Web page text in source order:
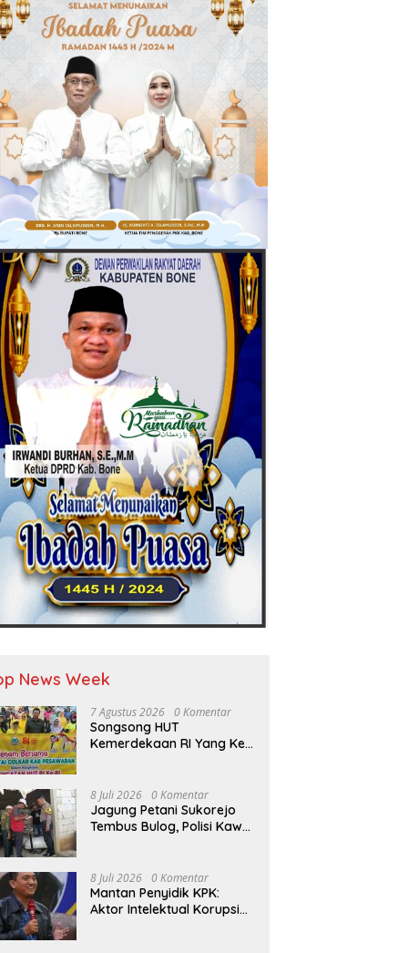
News Week
7 Agustus 2026 0 Komentar
Songsong HUT
Kemerdekaan RI Yang Ke-
“Senam Bersama Golkar”
8 Juli 2026 0 Komentar
Jagung Petani Sukorejo
Tembus Bulog, Polisi Kawal
8 Juli 2026 0 Komentar
Mantan Penyidik KPK:
Aktor Intelektual Korupsi